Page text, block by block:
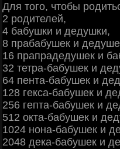
Для того, чтобы
2 родителей,
4 бабушки и дедушки,
8 прабабушек и
16 прапрадедушек и
32 тетра-бабушек и
64 пента-бабушек и
128 гекса-бабушек и
256 гепта-бабушек и
512 окта-бабушек и
1024 нона-бабушек и
2048 дека-бабушек и